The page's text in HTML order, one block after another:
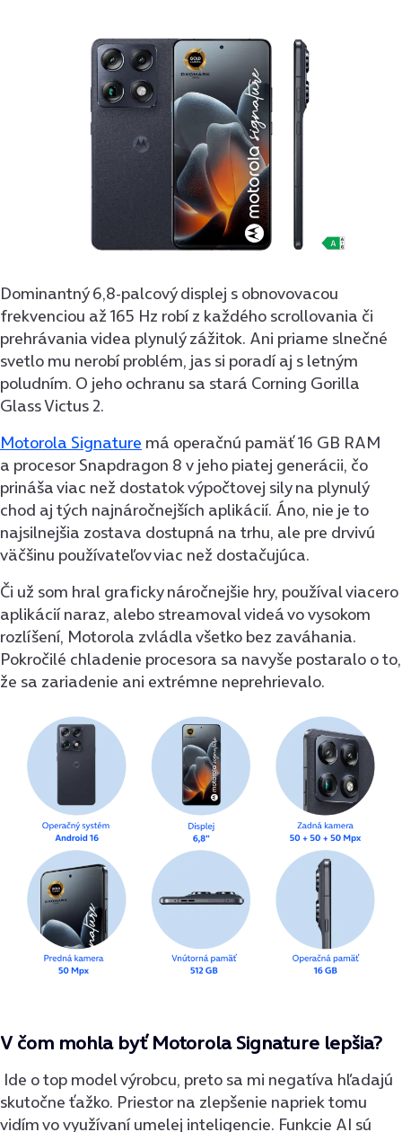
Dominantný 6,8-palcový displej s obnovovacou
frekvenciou až 165 Hz robí z každého scrollovania či
prehrávania videa plynulý zážitok. Ani priame slnečné
svetlo mu nerobí problém, jas si poradí aj s letným
poludním. O jeho ochranu sa stará Corning Gorilla
Glass Victus 2.
Motorola Signature má operačnú pamäť 16 GB RAM
a procesor Snapdragon 8 v jeho piatej generácii, čo
prináša viac než dostatok výpočtovej sily na plynulý
chod aj tých najnáročnejších aplikácií. Áno, nie je to
najsilnejšia zostava dostupná na trhu, ale pre drvivú
väčšinu používateľov viac než dostačujúca.
Či už som hral graficky náročnejšie hry, používal viacero
aplikácií naraz, alebo streamoval videá vo vysokom
rozlíšení, Motorola zvládla všetko bez zaváhania.
Pokročilé chladenie procesora sa navyše postaralo o to,
že sa zariadenie ani extrémne neprehrievalo.
V čom mohla byť Motorola Signature lepšia?
Ide o top model výrobcu, preto sa mi negatíva hľadajú
skutočne ťažko. Priestor na zlepšenie napriek tomu
vidím vo využívaní umelej inteligencie. Funkcie AI sú